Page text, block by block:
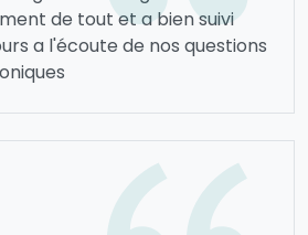
de tout et a bien suivi
a l'écoute de nos questions